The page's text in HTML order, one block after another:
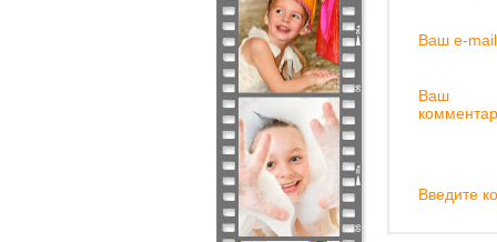
Ваш e-
Ваш
Введите